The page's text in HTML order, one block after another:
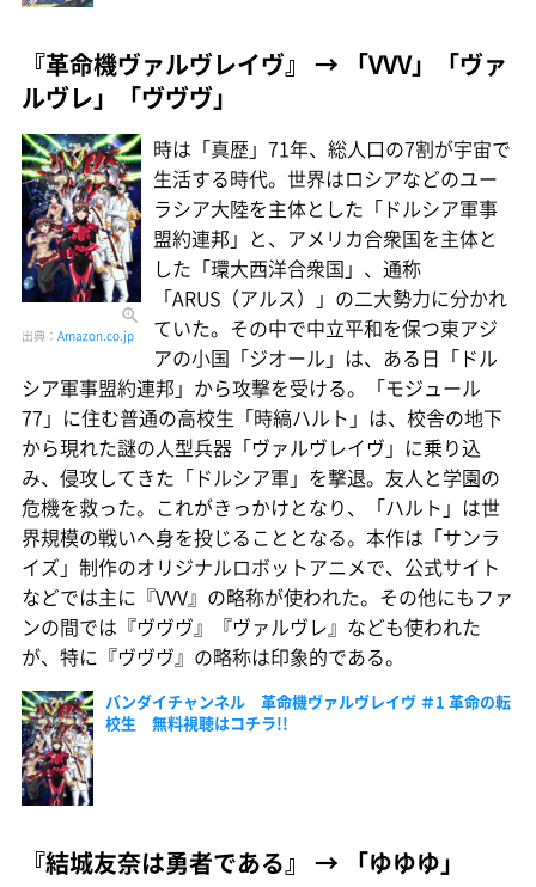
『革命機ヴァルヴレイヴ』 → 「VVV」「ヴァ
ルヴレ」「ヴヴヴ」
出典： Amazon.co.jp
時は「真歴」71年、総人口の7割が宇宙で
生活する時代。世界はロシアなどのユー
ラシア大陸を主体とした「ドルシア軍事
盟約連邦」と、アメリカ合衆国を主体と
した「環大西洋合衆国」、通称
「ARUS（アルス）」の二大勢力に分かれ
ていた。その中で中立平和を保つ東アジ
アの小国「ジオール」は、ある日「ドル
シア軍事盟約連邦」から攻撃を受ける。「モジュール
77」に住む普通の高校生「時縞ハルト」は、校舎の地下
から現れた謎の人型兵器「ヴァルヴレイヴ」に乗り込
み、侵攻してきた「ドルシア軍」を撃退。友人と学園の
危機を救った。これがきっかけとなり、「ハルト」は世
界規模の戦いへ身を投じることとなる。本作は「サンラ
イズ」制作のオリジナルロボットアニメで、公式サイト
などでは主に『VVV』の略称が使われた。その他にもファ
ンの間では『ヴヴヴ』『ヴァルヴレ』なども使われた
が、特に『ヴヴヴ』の略称は印象的である。
バンダイチャンネル 革命機ヴァルヴレイヴ ＃1 革命の転
校生 無料視聴はコチラ!!
『結城友奈は勇者である』 → 「ゆゆゆ」